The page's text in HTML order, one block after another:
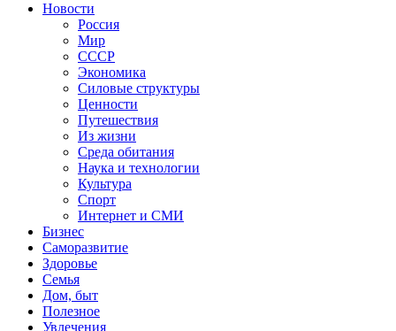
Новости
Россия
Мир
СССР
Экономика
Силовые структуры
Ценности
Путешествия
Из жизни
Среда обитания
Наука и технологии
Культура
Спорт
Интернет и СМИ
Бизнес
Саморазвитие
Здоровье
Семья
Дом, быт
Полезное
Увлечения